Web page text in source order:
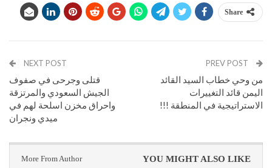
Share
من وحي خطاب السيد القائد
اليمن قائد التغييرات
الاستراتيجية في المنطقة !!!
NEXT POST
قتلى وجرحى في صفوف
الجيش السعودي والمرتزقة
واحراق مخزن اسلحة لهم في
ميدي ونجران
YOU MIGHT ALSO LIKE
More From Author